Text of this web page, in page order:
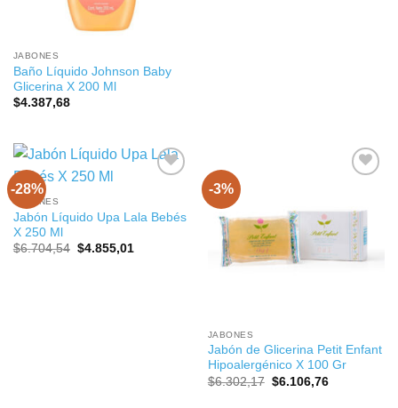
JABONES
Baño Líquido Johnson Baby
Glicerina X 200 Ml
$4.387,68
-28%
JABONES
Jabón Líquido Upa Lala Bebés
X 250 Ml
$6.704,54 El
$4.855,01El
-3%
JABONES
Jabón de Glicerina Petit Enfant
Hipoalergénico X 100 Gr
$6.302,17 El
$6.106,76El